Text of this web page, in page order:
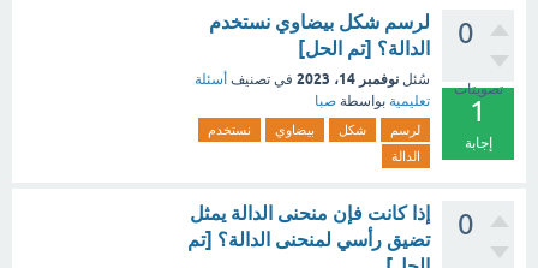
0
تصويتات
1
إجابة
لرسم شكل بيضاوي نستخدم
الدالة؟ [تم الحل]
سُئل نوفمبر 14، 2023 في تصنيف أسئلة
تعليمية بواسطة صبا
لرسم شكل بيضاوي
نستخدم
الدالة
0
إذا كانت فإن منحنى الدالة يمثل
تضيق رأسي لمنحنى الدالة؟ [تم